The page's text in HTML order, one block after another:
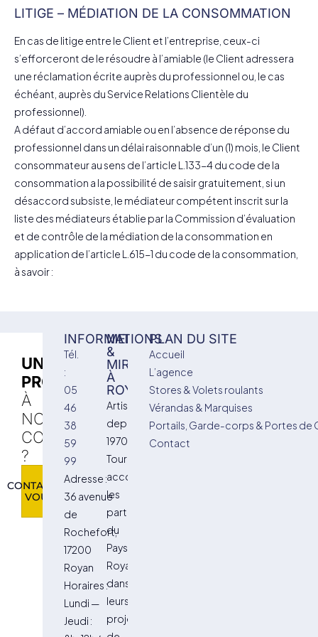
LITIGE – MÉDIATION DE LA CONSOMMATION
En cas de litige entre le Client et l’entreprise, ceux-ci
s’efforceront de le résoudre à l’amiable (le Client adressera
une réclamation écrite auprès du professionnel ou, le cas
échéant, auprès du Service Relations Clientèle du
professionnel).
A défaut d’accord amiable ou en l’absence de réponse du
professionnel dans un délai raisonnable d’un (1) mois, le Client
consommateur au sens de l’article L.133-4 du code de la
consommation a la possibilité de saisir gratuitement, si un
désaccord subsiste, le médiateur compétent inscrit sur la
liste des médiateurs établie par la Commission d’évaluation
et de contrôle de la médiation de la consommation en
application de l’article L.615-1 du code de la consommation,
à savoir :
UN
PROJET
À
NOUS
CONFIER
?
CONTACTEZ-
VOUS
MENUISERIE
&
MIROITERIE
À
ROYAN
Artisan
depuis
1970,
Tournié
accompagne
les
particuliers
du
Pays
Royannais
dans
leurs
projets
PLAN DU SITE
Accueil
L’agence
Stores & Volets roulants
Vérandas & Marquises
Portails, Garde-corps & Portes de
Contact
INFORMATIONS
Tél.
:
05
46
38
59
99
Adresse :
36 avenue
de
Rochefort,
17200
Royan
Horaires :
Lundi —
Jeudi :